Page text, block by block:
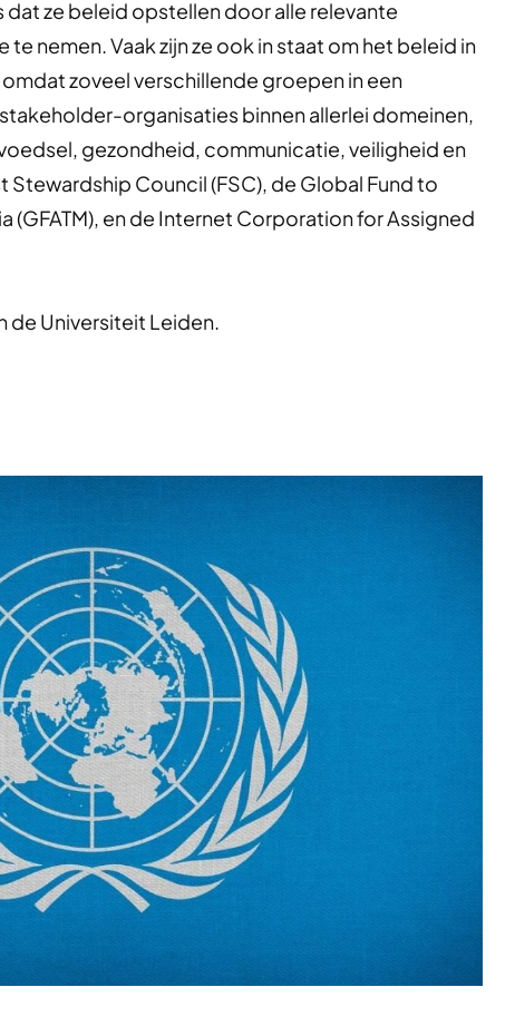
dat ze beleid opstellen door alle relevante
nemen. Vaak zijn ze ook in staat om het beleid in
zoveel verschillende groepen in een
organisaties binnen allerlei domeinen,
gezondheid, communicatie, veiligheid en
Stewardship Council (FSC), de Global Fund to
(GFATM), en de Internet Corporation for Assigned
de Universiteit Leiden.